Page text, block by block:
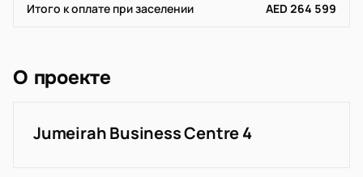
Итого к оплате при заселении AED 264 599
О проекте
Jumeirah Business Centre 4